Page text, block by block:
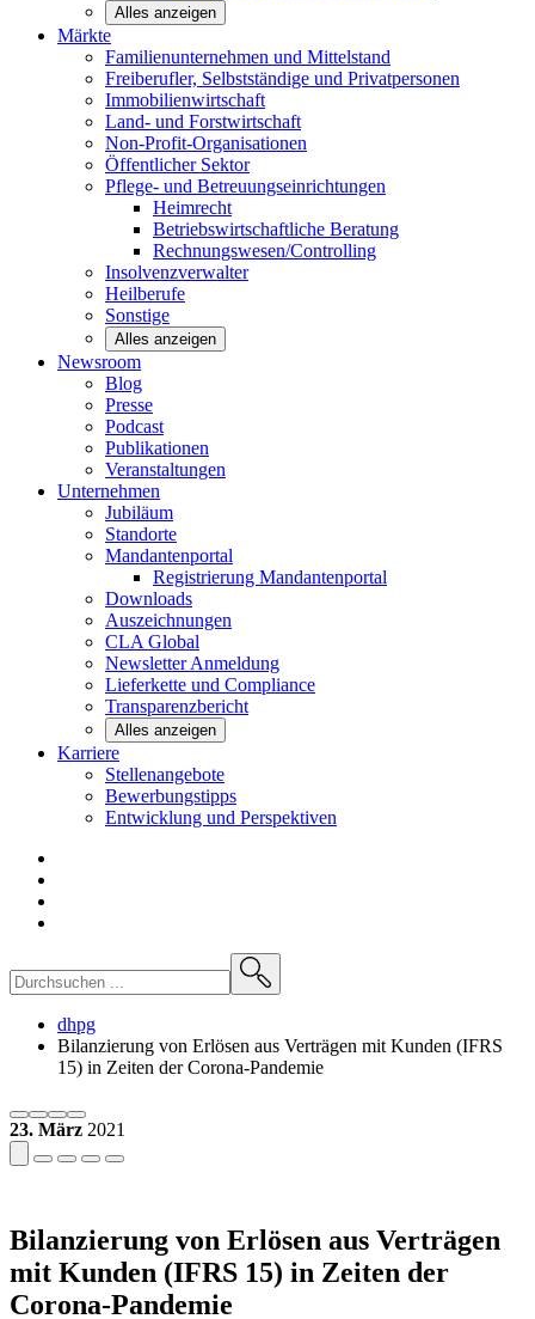
Alles anzeigen
Märkte
Familienunternehmen und Mittelstand
Freiberufler, Selbstständige und Privatpersonen
Immobilienwirtschaft
Land- und Forstwirtschaft
Non-Profit-Organisationen
Öffentlicher Sektor
Pflege- und Betreuungseinrichtungen
Heimrecht
Betriebswirtschaftliche Beratung
Rechnungswesen/Controlling
Insolvenzverwalter
Heilberufe
Sonstige
Alles anzeigen
Newsroom
Blog
Presse
Podcast
Publikationen
Veranstaltungen
Unternehmen
Jubiläum
Standorte
Mandantenportal
Registrierung Mandantenportal
Downloads
Auszeichnungen
CLA Global
NewsletterAnmeldung
Lieferkette und Compliance
Transparenzbericht
Alles anzeigen
Karriere
Stellenangebote
Bewerbungstipps
Entwicklung und Perspektiven
dhpg
Bilanzierung von Erlösen aus Verträgen mit Kunden (IFRS
15) in Zeiten der Corona-Pandemie
23. März 2021
Bilanzierung von Erlösen aus Verträgen
mit Kunden (IFRS 15) in Zeiten der
Corona-Pandemie